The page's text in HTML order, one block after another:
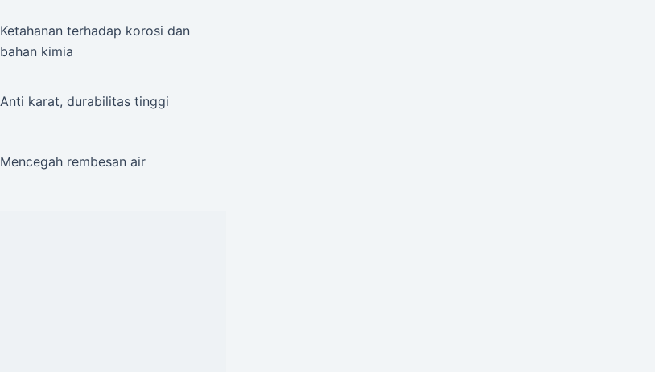
Ketahanan terhadap korosi dan
bahan kimia
Anti karat, durabilitas tinggi
Mencegah rembesan air